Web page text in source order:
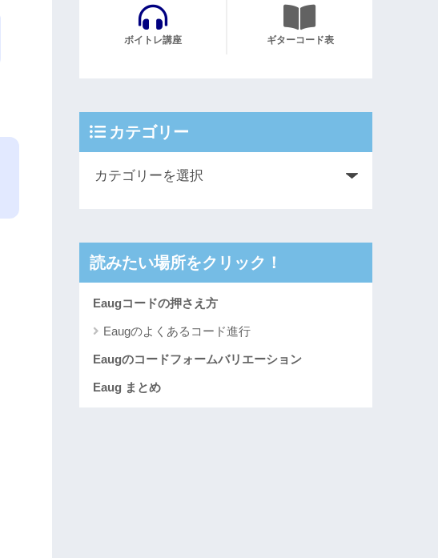
ボイトレ講座 ギターコード表
カテゴリー
読みたい場所をクリック！
Eaugコードの押さえ方
Eaugのよくあるコード進行
Eaugのコードフォームバリエーション
Eaug まとめ